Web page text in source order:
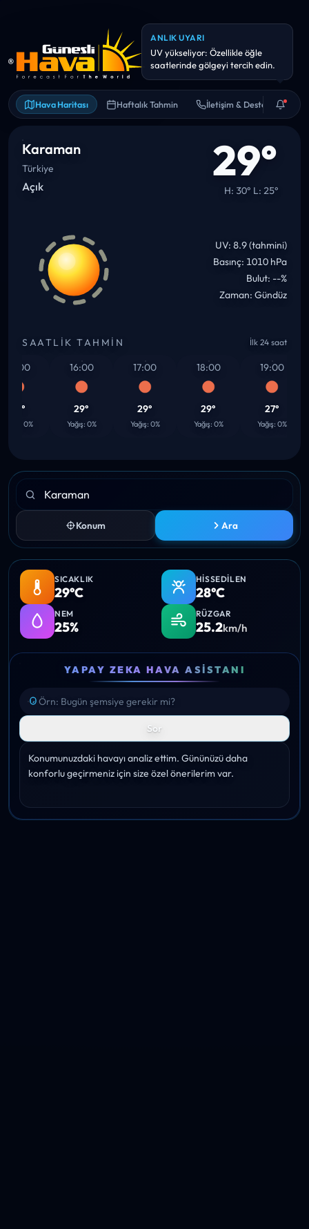
Hava Haritası Haftalık Tahmin İletişim & Destek
ANLIK UYARI
Hava kalitesi hassas kişiler için
riskli olabilir. Uzun süreli dış
Karaman
Türkiye
Açık 29°
H: 30° L: 25°
UV: 8.9 (tahmini)
Basınç: 1010 hPa
Bulut: --%
Zaman: Gündüz
SAATLIK TAHMIN İlk 24 saat
0%
16:00
29°
Yağış: 0%
17:00
29°
Yağış: 0%
18:00
29°
Yağış: 0%
19:00
27°
Yağış: 0%
Konum Ara
SICAKLIK
29°C
HISSEDILEN
28°C
NEM
25%
RÜZGAR
25.2km/h
YAPAY ZEKA HAVA ASISTANI
Sor
Konumunuzdaki havayı analiz ettim. Gününüzü daha
konforlu geçirmeniz için size özel önerilerim var.